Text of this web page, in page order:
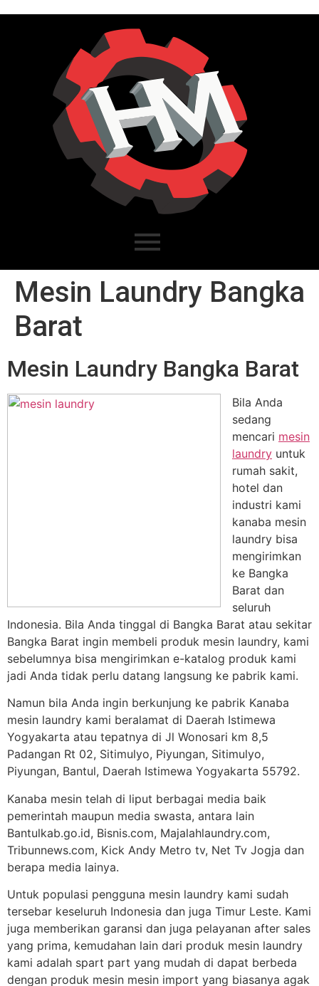
Mesin Laundry Bangka
Barat
Mesin Laundry Bangka Barat
Bila Anda
sedang
mencari mesin
laundry untuk
rumah sakit,
hotel dan
industri kami
kanaba mesin
laundry bisa
mengirimkan
ke Bangka
Barat dan
seluruh
Indonesia. Bila Anda tinggal di Bangka Barat atau sekitar
Bangka Barat ingin membeli produk mesin laundry, kami
sebelumnya bisa mengirimkan e-katalog produk kami
jadi Anda tidak perlu datang langsung ke pabrik kami.
Namun bila Anda ingin berkunjung ke pabrik Kanaba
mesin laundry kami beralamat di Daerah Istimewa
Yogyakarta atau tepatnya di Jl Wonosari km 8,5
Padangan Rt 02, Sitimulyo, Piyungan, Sitimulyo,
Piyungan, Bantul, Daerah Istimewa Yogyakarta 55792.
Kanaba mesin telah di liput berbagai media baik
pemerintah maupun media swasta, antara lain
Bantulkab.go.id, Bisnis.com, Majalahlaundry.com,
Tribunnews.com, Kick Andy Metro tv, Net Tv Jogja dan
berapa media lainya.
Untuk populasi pengguna mesin laundry kami sudah
tersebar keseluruh Indonesia dan juga Timur Leste. Kami
juga memberikan garansi dan juga pelayanan after sales
yang prima, kemudahan lain dari produk mesin laundry
kami adalah spart part yang mudah di dapat berbeda
dengan produk mesin mesin import yang biasanya agak